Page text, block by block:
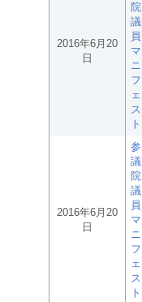
2016年6月20
日
院
議
員
マ
ニ
フ
ェ
ス
ト
2016年6月20
日
参
議
院
議
員
マ
ニ
フ
ェ
ス
ト